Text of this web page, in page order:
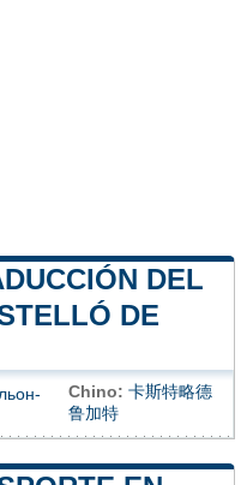
DEL
DE
Chino: 卡斯特略德
鲁加特